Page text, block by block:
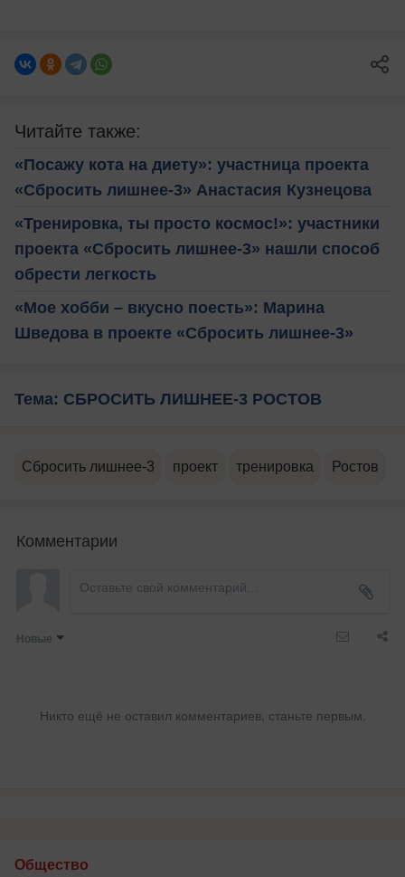
Читайте также:
«Посажу кота на диету»: участница проекта
«Сбросить лишнее-3» Анастасия Кузнецова
«Тренировка, ты просто космос!»: участники
проекта «Сбросить лишнее-3» нашли способ
обрести легкость
«Мое хобби – вкусно поесть»: Марина
Шведова в проекте «Сбросить лишнее-3»
Тема: СБРОСИТЬ ЛИШНЕЕ-3 РОСТОВ
Сбросить лишнее-3 проект тренировка Ростов
Комментарии
Новые
Никто ещё не оставил комментариев, станьте первым.
Общество